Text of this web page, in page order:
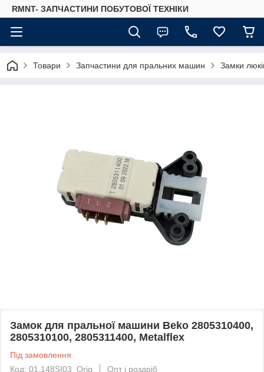
RMNT- ЗАПЧАСТИНИ ПОБУТОВОЇ ТЕХНІКИ
Товари Запчастини для пральних машин Замки
Замок для пральної машини Beko 2805310400,
2805310100, 2805311400, Metalflex
Під замовлення
Код: 01.148SI03_Orig
Опт і роздріб